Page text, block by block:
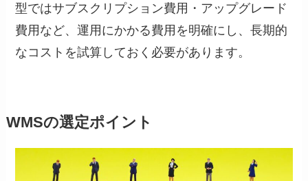
型ではサブスクリプション費用・アップグレード
費用など、運用にかかる費用を明確にし、長期的
なコストを試算しておく必要があります。
WMSの選定ポイント